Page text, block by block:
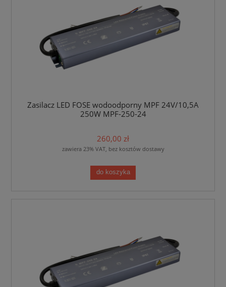
Zasilacz LED FOSE wodoodporny MPF 24V/10,5A
250W MPF-250-24
260,00 zł
zawiera 23% VAT, bez kosztów dostawy
do koszyka